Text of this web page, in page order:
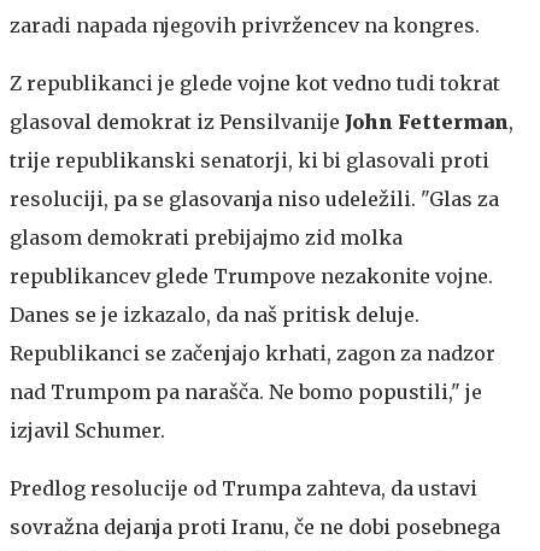
zaradi napada njegovih privržencev na kongres.
Z republikanci je glede vojne kot vedno tudi tokrat
glasoval demokrat iz Pensilvanije John Fetterman,
trije republikanski senatorji, ki bi glasovali proti
resoluciji, pa se glasovanja niso udeležili. "Glas za
glasom demokrati prebijajmo zid molka
republikancev glede Trumpove nezakonite vojne.
Danes se je izkazalo, da naš pritisk deluje.
Republikanci se začenjajo krhati, zagon za nadzor
nad Trumpom pa narašča. Ne bomo popustili," je
izjavil Schumer.
Predlog resolucije od Trumpa zahteva, da ustavi
sovražna dejanja proti Iranu, če ne dobi posebnega